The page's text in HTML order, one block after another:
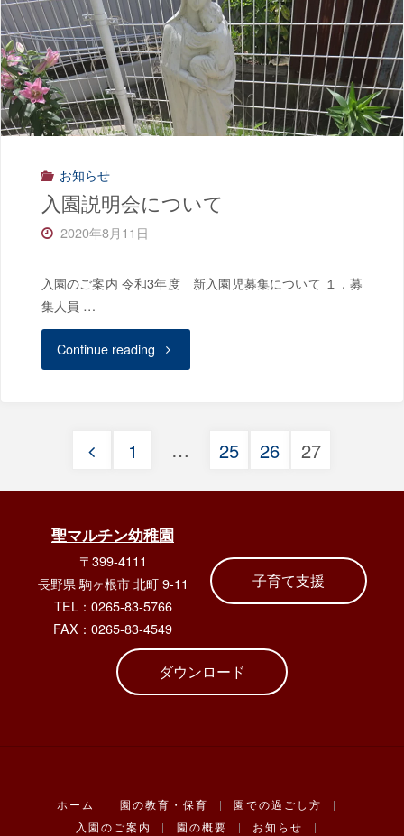
ッ
キ
が
お知らせ
入園説明会について
2020年8月11日
入園のご案内 令和3年度 新入園児募集について １．募
集人員 …
Continue reading"入
に
つ
投
稿
の
ペ
り
1 … 25 26 27
聖マルチン幼稚園
〒399-4111
長野県 駒ヶ根市 北町 9-11
TEL：0265-83-5766
FAX：0265-83-4549
子育て支援
ダウンロード
ホーム | 園の教育・保育 | 園での過ごし方
|
入園のご案内
| 園の概要 | お知らせ |